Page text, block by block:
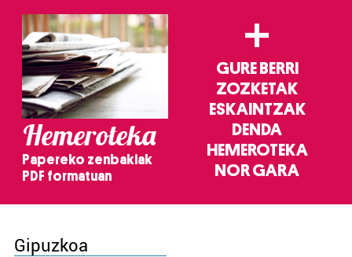
Hemeroteka
Papereko zenbakiak
PDF formatuan
+
GURE BERRI
ZOZKETAK
ESKAINTZAK
DENDA
HEMEROTEKA
NOR GARA
Gipuzkoa